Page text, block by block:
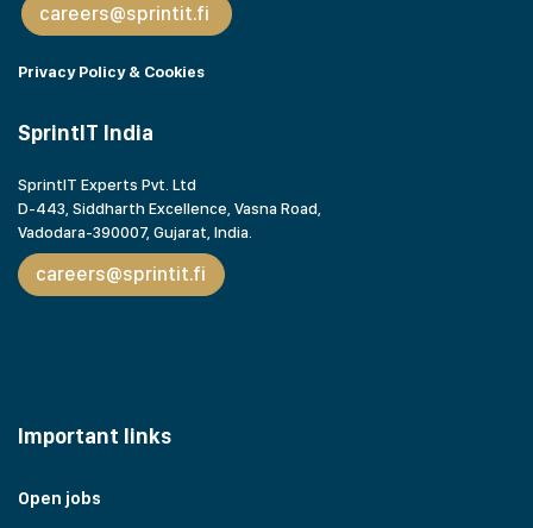
careers@sprintit.fi
Privacy Policy & Cookies
SprintIT India
SprintIT Experts Pvt. Ltd
D-443, Siddharth Excellence, Vasna Road,
Vadodara-390007, Gujarat, India.
careers@sprintit.fi
Important links
Open jobs